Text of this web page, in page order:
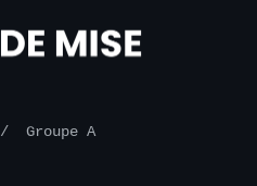
/ Groupe A